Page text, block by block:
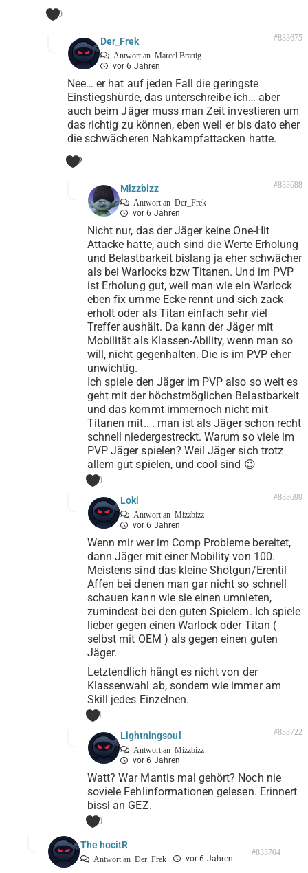
0
Der_Frek
Antwort an Marcel Brattig
vor 6 Jahren
#833675
Nee… er hat auf jeden Fall die geringste
Einstiegshürde, das unterschreibe ich… aber
auch beim Jäger muss man Zeit investieren um
das richtig zu können, eben weil er bis dato eher
die schwächeren Nahkampfattacken hatte.
2
Mizzbizz
Antwort an Der_Frek
vor 6 Jahren
#833688
Nicht nur, das der Jäger keine One-Hit
Attacke hatte, auch sind die Werte Erholung
und Belastbarkeit bislang ja eher schwächer
als bei Warlocks bzw Titanen. Und im PVP
ist Erholung gut, weil man wie ein Warlock
eben fix umme Ecke rennt und sich zack
erholt oder als Titan einfach sehr viel
Treffer aushält. Da kann der Jäger mit
Mobilität als Klassen-Ability, wenn man so
will, nicht gegenhalten. Die is im PVP eher
unwichtig.
Ich spiele den Jäger im PVP also so weit es
geht mit der höchstmöglichen Belastbarkeit
und das kommt immernoch nicht mit
Titanen mit.. . man ist als Jäger schon recht
schnell niedergestreckt. Warum so viele im
PVP Jäger spielen? Weil Jäger sich trotz
allem gut spielen, und cool sind 😉
0
Loki
Antwort an Mizzbizz
vor 6 Jahren
#833699
Wenn mir wer im Comp Probleme bereitet,
dann Jäger mit einer Mobility von 100.
Meistens sind das kleine Shotgun/Erentil
Affen bei denen man gar nicht so schnell
schauen kann wie sie einen umnieten,
zumindest bei den guten Spielern. Ich spiele
lieber gegen einen Warlock oder Titan (
selbst mit OEM ) als gegen einen guten
Jäger.
Letztendlich hängt es nicht von der
Klassenwahl ab, sondern wie immer am
Skill jedes Einzelnen.
1
Lightningsoul
Antwort an Mizzbizz
vor 6 Jahren
#833722
Watt? War Mantis mal gehört? Noch nie
soviele Fehlinformationen gelesen. Erinnert
bissl an GEZ.
0
The hocitR
Antwort an Der_Frek vor 6 Jahren
#833704